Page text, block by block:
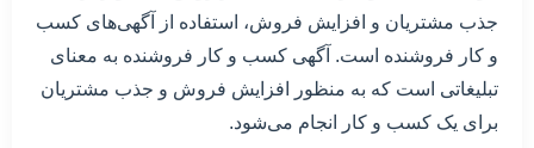
جذب مشتریان و افزایش فروش، استفاده از آگهی‌های کسب
و کار فروشنده است. آگهی کسب و کار فروشنده به معنای
تبلیغاتی است که به منظور افزایش فروش و جذب مشتریان
برای یک کسب و کار انجام می‌شود.